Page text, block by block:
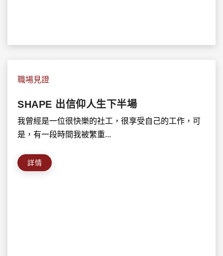
職場見證
SHAPE 出信仰人生下半場
我曾經是一位很快樂的社工，很享受自己的工作，可
是，有一段時間我被繁重...
詳情